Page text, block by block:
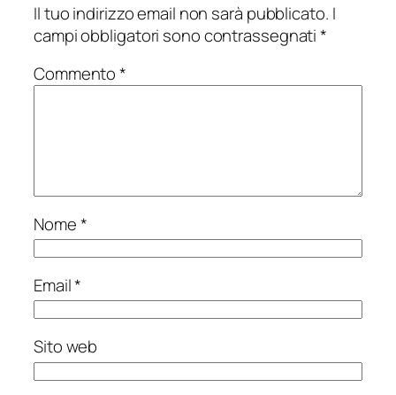
Il tuo indirizzo email non sarà pubblicato. I
campi obbligatori sono contrassegnati*
Commento*
Nome*
Email*
Sito web